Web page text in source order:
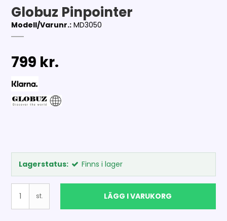
Globuz Pinpointer
Modell/Varunr.: MD3050
799 kr.
Lagerstatus: Finns i lager
st. LÄGG I VARUKORG